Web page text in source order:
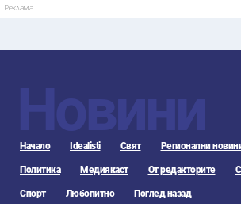
Реклама
Новини
Начало Idealisti Свят Регионални
Политика Медиякаст От редакторите
Спорт Любопитно Поглед назад